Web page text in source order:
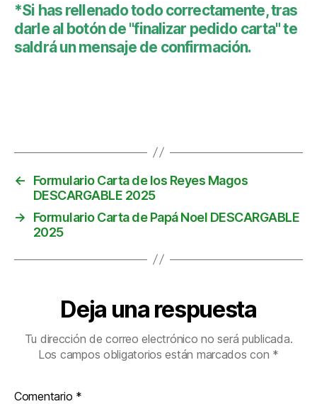
*Si has rellenado todo correctamente, tras
darle al botón de "finalizar pedido carta" te
saldrá un mensaje de confirmación.
←
Formulario Carta de los Reyes Magos
DESCARGABLE 2025
→
Formulario Carta de Papá Noel DESCARGABLE
2025
Deja una respuesta
Tu dirección de correo electrónico no será publicada.
Los campos obligatorios están marcados con *
Comentario *